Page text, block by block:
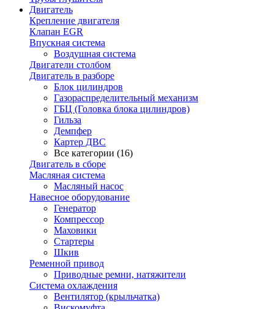
Двигатель
Крепление двигателя
Клапан EGR
Впускная система
Воздушная система
Двигатели столбом
Двигатель в разборе
Блок цилиндров
Газораспределительный механизм
ГБЦ (Головка блока цилиндров)
Гильза
Демпфер
Картер ДВС
Все категории (16)
Двигатель в сборе
Масляная система
Масляный насос
Навесное оборудование
Генератор
Компрессор
Маховики
Стартеры
Шкив
Ременной привод
Приводные ремни, натяжители
Система охлаждения
Вентилятор (крыльчатка)